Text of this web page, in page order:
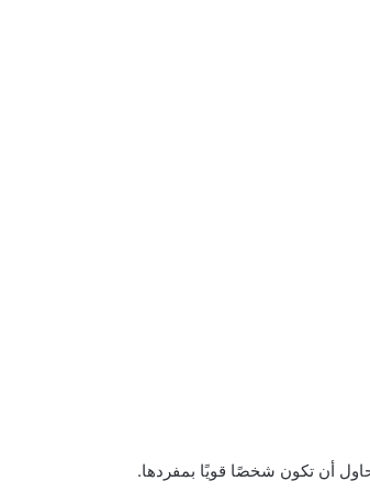
أن تكون شخصًا قويًا بمفردها.